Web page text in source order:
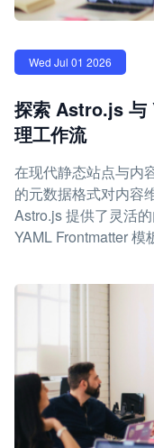
Wed Jul 01 2026
探索 Astro.js 与
理工作流
在现代静态站点与内
的元数据格式对内容
Astro.js 提供了灵活
YAML Frontmatter